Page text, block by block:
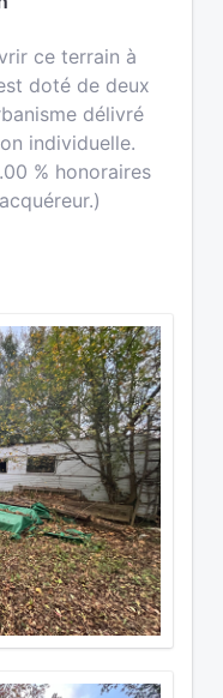
ce terrain à
doté de deux
délivré
individuelle.
% honoraires